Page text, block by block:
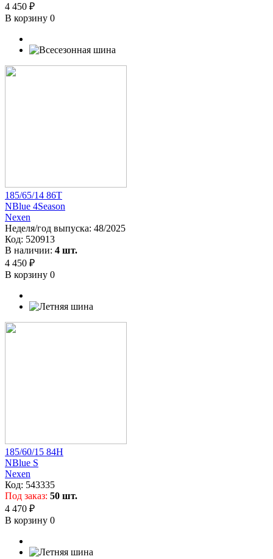
4 450 ₽
В корзину 0
185/65/14 86T
NBlue 4Season
Nexen
Неделя/год выпуска: 48/2025
Код: 520913
В наличии: 4 шт.
4 450 ₽
В корзину 0
185/60/15 84H
NBlue S
Nexen
Код: 543335
Под заказ: 50 шт.
4 470 ₽
В корзину 0